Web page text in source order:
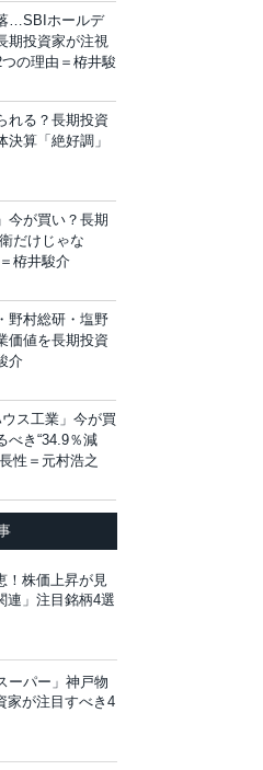
…SBIホールデ
期投資家が注視
の理由＝栫井駿
れる？長期投資
算「絶好調」
今が買い？長期
だけじゃな
栫井駿介
野村総研・塩野
価値を長期投資
介
ス工業」今が買
べき“34.9％減
性＝元村浩之
！株価上昇が見
連」注目銘柄4選
ーパー」神戸物
家が注目すべき4